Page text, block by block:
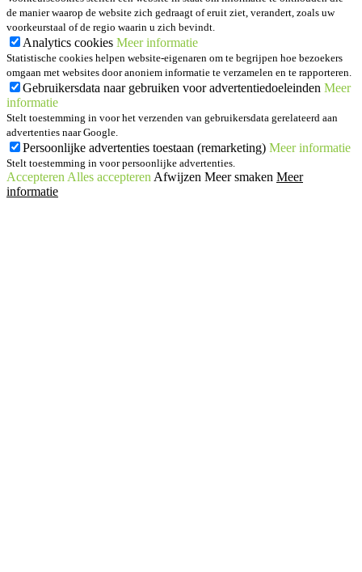
de manier waarop de website zich gedraagt of eruit ziet, verandert, zoals uw
voorkeurstaal of de regio waarin u zich bevindt.
Analytics cookies Meer informatie
Statistische cookies helpen website-eigenaren om te begrijpen hoe bezoekers
omgaan met websites door anoniem informatie te verzamelen en te rapporteren.
Gebruikersdata naar gebruiken voor advertentiedoeleinden Meer
informatie
Stelt toestemming in voor het verzenden van gebruikersdata gerelateerd aan
advertenties naar Google.
Persoonlijke advertenties toestaan (remarketing) Meer informatie
Stelt toestemming in voor persoonlijke advertenties.
Accepteren Alles accepteren Afwijzen Meer smaken Meer
informatie